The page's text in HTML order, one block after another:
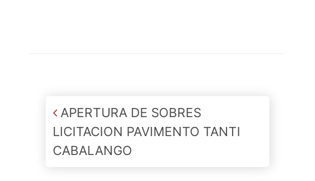
Post navigation
APERTURA DE SOBRES
LICITACION PAVIMENTO TANTI
CABALANGO